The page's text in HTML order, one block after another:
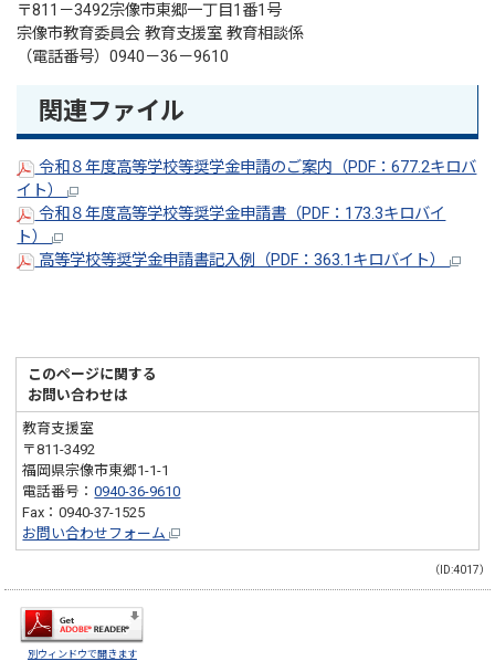
〒811－3492宗像市東郷一丁目1番1号
宗像市教育委員会 教育支援室 教育相談係
（電話番号）0940－36－9610
関連ファイル
令和８年度高等学校等奨学金申請のご案内（PDF：677.2キロバ
イト）
令和８年度高等学校等奨学金申請書（PDF：173.3キロバイ
ト）
高等学校等奨学金申請書記入例（PDF：363.1キロバイト）
このページに関する
お問い合わせは
教育支援室
〒811-3492
福岡県宗像市東郷1-1-1
電話番号：0940-36-9610
Fax：0940-37-1525
お問い合わせフォーム
（ID:4017）
別ウィンドウで開きます